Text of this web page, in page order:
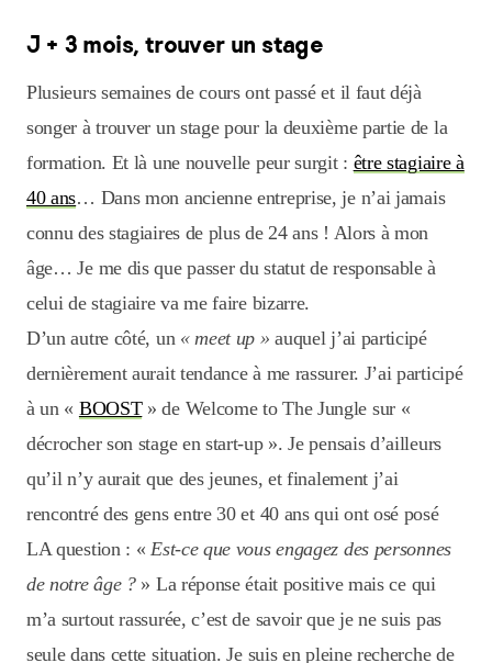
J + 3 mois, trouver un stage
Plusieurs semaines de cours ont passé et il faut déjà
songer à trouver un stage pour la deuxième partie de la
formation. Et là une nouvelle peur surgit : être stagiaire à
40 ans… Dans mon ancienne entreprise, je n’ai jamais
connu des stagiaires de plus de 24 ans ! Alors à mon
âge… Je me dis que passer du statut de responsable à
celui de stagiaire va me faire bizarre.
D’un autre côté, un « meet up » auquel j’ai participé
dernièrement aurait tendance à me rassurer. J’ai participé
à un « BOOST» de Welcome to The Jungle sur «
décrocher son stage en start-up ». Je pensais d’ailleurs
qu’il n’y aurait que des jeunes, et finalement j’ai
rencontré des gens entre 30 et 40 ans qui ont osé posé
LA question : «Est-ce que vous engagez des personnes
de notre âge ?» La réponse était positive mais ce qui
m’a surtout rassurée, c’est de savoir que je ne suis pas
seule dans cette situation. Je suis en pleine recherche de